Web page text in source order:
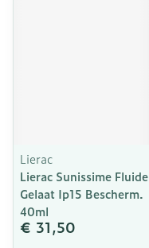
Lierac
Lierac Sunissime Fluide
Gelaat Ip15 Bescherm.
40ml
€ 31,50